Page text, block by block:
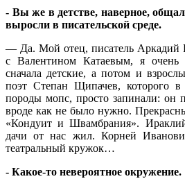
- Вы же в детстве, наверное,
выросли в писательской среде.
— Да. Мой отец, писатель Аркадий
с Валентином Катаевым, я
сначала детские, а потом и
поэт Степан Щипачев, которого в
породы мопс, просто запинали: он
вроде как не было нужно.
«Кондуит и Швамбрания».
дачи от нас жил. Корней
театральный кружок…
- Какое-то невероятное окружение.